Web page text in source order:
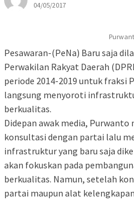
04/05/2017
Pesawaran-(PeNa) Baru saja
Perwakilan Rakyat Daerah
periode 2014-2019 untuk fraksi
langsung menyoroti
berkualitas.
Didepan awak media, Purwanto
konsultasi dengan partai lalu
infrastruktur yang baru saja
akan fokuskan pada
berkualitas. Namun, setelah
partai maupun alat